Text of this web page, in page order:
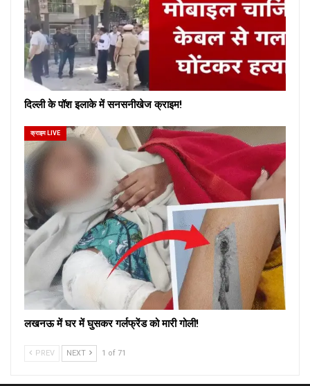
दिल्ली के पॉश इलाके में सनसनीखेज क्राइम!
क्राइम LIVE
लखनऊ में घर में घुसकर गर्लफ्रेंड को मारी गोली!
PREV NEXT 1 of 71